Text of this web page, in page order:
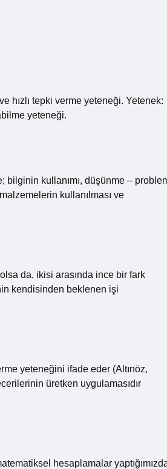
hızlı tepki verme yeteneği. Yetenek:
yeteneği.
bilginin kullanımı, düşünme –
kullanılması ve
da, ikisi arasında ince bir fark
kendisinden beklenen işi
yeteneğini ifade eder (Altınöz,
üretken uygulamasıdır
hesaplamalar